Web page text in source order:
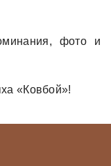
фото и
«Ковбой»!